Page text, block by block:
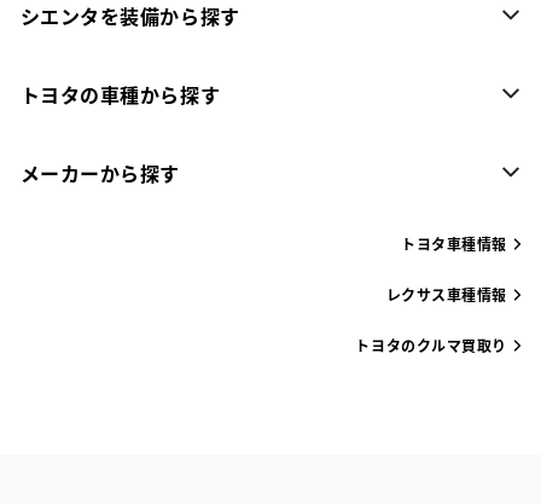
シエンタを装備から探す
トヨタの車種から探す
メーカーから探す
トヨタ車種情報
レクサス車種情報
トヨタのクルマ買取り